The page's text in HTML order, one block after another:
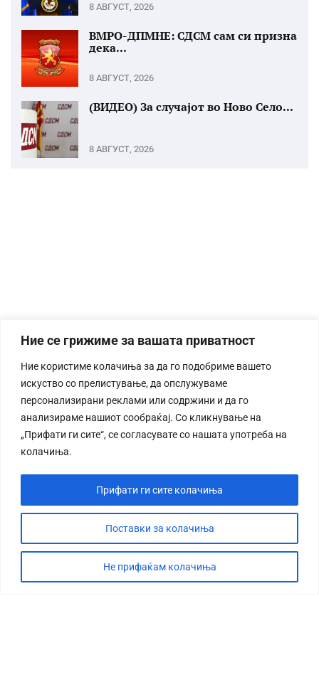
Ние се грижиме за вашата приватност
Ние користиме колачиња за да го подобриме вашето
искуство со прелистување, да опслужуваме
персонализирани реклами или содржини и да го
анализираме нашиот сообраќај. Со кликнување на
„Прифати ги сите“, се согласувате со нашата употреба на
колачиња.
Поставки за колачиња
Не прифаќам колачиња
Прифати ги сите колачиња
8 АВГУСТ, 2026
ВМРО-ДПМНЕ: СДСМ сам си призна
дека...
8 АВГУСТ, 2026
(ВИДЕО) За случајот во Ново Село...
8 АВГУСТ, 2026